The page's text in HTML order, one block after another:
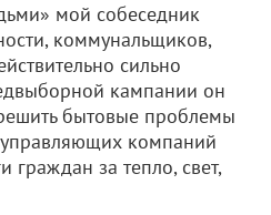
мой собеседник
коммунальщиков,
сильно
кампании он
бытовые проблемы
компаний
за тепло, свет,